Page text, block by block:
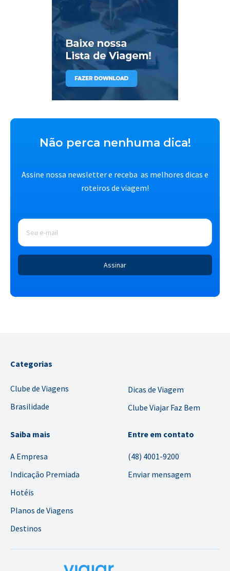
Não perca nenhuma dica!
Assine nossa newsletter e receba as melhores dicas e
roteiros de viagem!
E-
mail *
Categorias
Clube de Viagens
Brasilidade
Dicas de Viagem
Clube Viajar Faz Bem
Saiba mais
A Empresa
Indicação Premiada
Hotéis
Planos de Viagens
Destinos
Entre em contato
(48) 4001-9200
Enviar mensagem